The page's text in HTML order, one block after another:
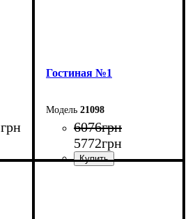
грн
Гостиная №1
21098
6076грн
5772грн